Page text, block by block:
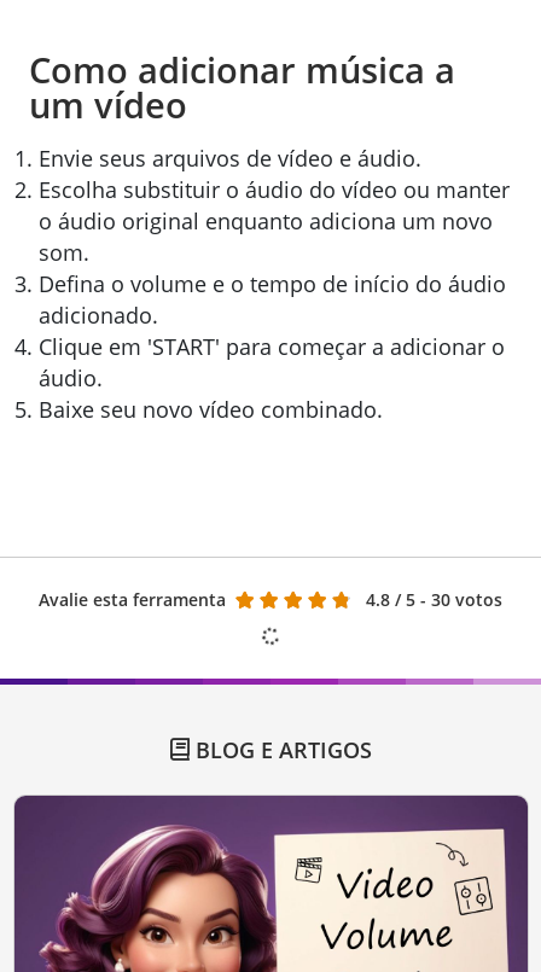
Como adicionar música a
um vídeo
Envie seus arquivos de vídeo e áudio.
Escolha substituir o áudio do vídeo ou manter
o áudio original enquanto adiciona um novo
som.
Defina o volume e o tempo de início do áudio
adicionado.
Clique em 'START' para começar a adicionar o
áudio.
Baixe seu novo vídeo combinado.
Avalie esta ferramenta 4.8 / 5 - 30 votos
BLOG E ARTIGOS